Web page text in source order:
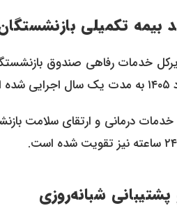
بیمه تکمیلی بازنشستگان
خدمات رفاهی صندوق بازنشستگی
خدمات درمانی و ارتقای سلامت
شبانه‌روزی